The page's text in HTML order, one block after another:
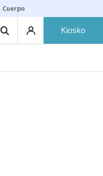
Cuerpo ría
Kiosko